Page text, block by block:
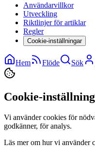
Användarvillkor
Utveckling
Riktlinjer för artiklar
Regler
Cookie-inställningar
Hem Flöde Sök
Cookie-
Vi använder cookies för
godkänner, för analys.
Läs mer om hur vi använder